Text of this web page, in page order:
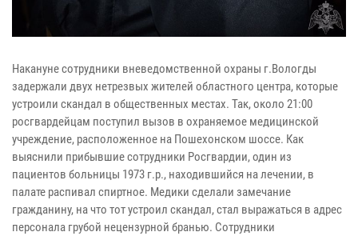
Накануне сотрудники вневедомственной охраны г.Вологды
задержали двух нетрезвых жителей областного центра, которые
устроили скандал в общественных местах. Так, около 21:00
росгвардейцам поступил вызов в охраняемое медицинской
учреждение, расположенное на Пошехонском шоссе. Как
выяснили прибывшие сотрудники Росгвардии, один из
пациентов больницы 1973 г.р., находившийся на лечении, в
палате распивал спиртное. Медики сделали замечание
гражданину, на что тот устроил скандал, стал выражаться в адрес
персонала грубой нецензурной бранью. Сотрудники